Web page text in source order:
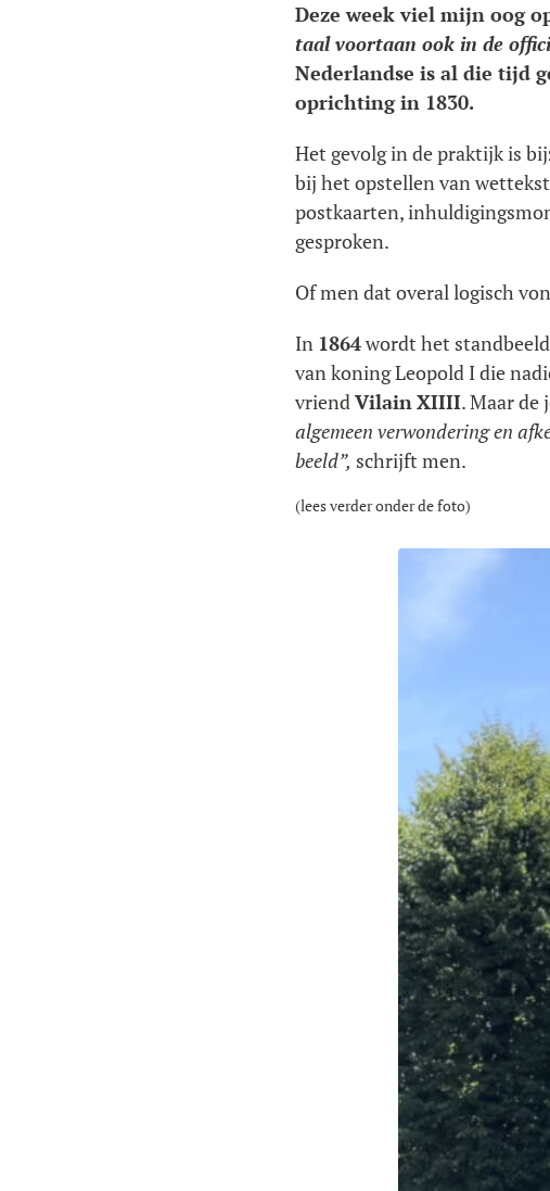
Deze week viel mijn oog
taal voortaan ook in de
Nederlandse is al die tijd
oprichting in 1830.
Het gevolg in de praktijk is
bij het opstellen van
postkaarten,
gesproken.
Of men dat overal logisch
In 1864wordt het
van koning Leopold I die
vriendVilainXIIII. Maar
algemeen verwondering en
beeld”, schrijft men.
(lees verder onder de foto)